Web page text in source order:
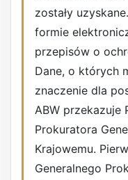
zostały
formie
przepisów o
Dane, o których
znaczenie dla
ABW przekazuje
Prokuratora
Krajowemu.
Generalnego